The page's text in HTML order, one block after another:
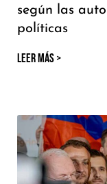
según las
políticas
LEER MÁS >